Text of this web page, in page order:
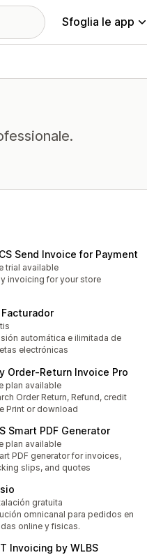
Sfoglia le app
Send Invoice for Payment
trial available
invoicing for your store
Facturador
automática e ilimitada de
electrónicas
Order‑Return Invoice Pro
plan available
Order Return, Refund, credit
Print or download
Smart PDF Generator
plan available
PDF generator for invoices,
slips, and quotes
gratuita
omnicanal para pedidos en
online y fisicas.
Invoicing by WLBS